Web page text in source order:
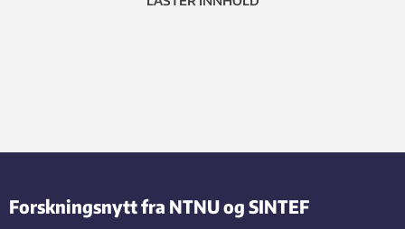
Forskningsnytt fra NTNU og SINTEF